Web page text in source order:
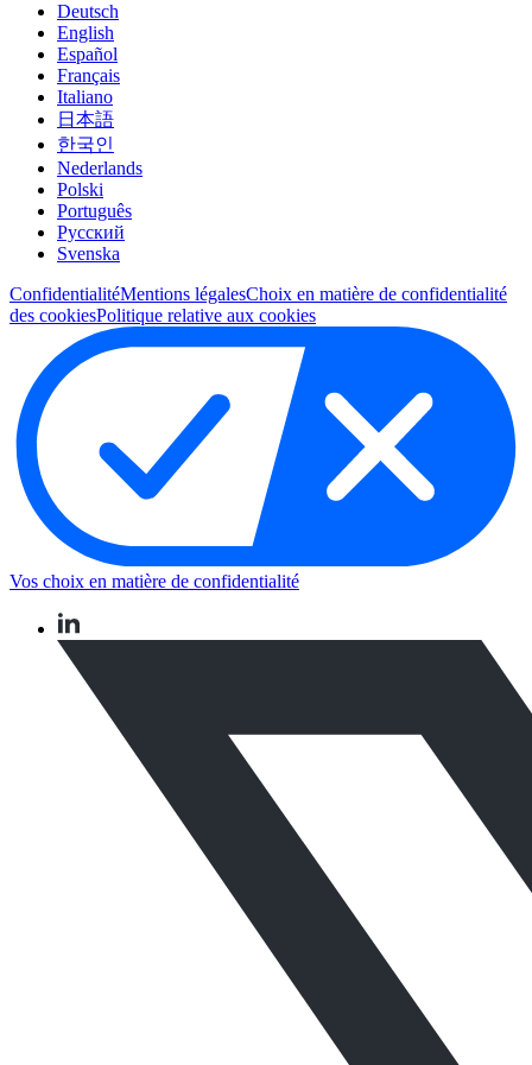
Deutsch
English
Español
Français
Italiano
日本語
한국인
Nederlands
Polski
Português
Pусский
Svenska
ConfidentialitéMentions légalesChoix en matière de confidentialité
des cookiesPolitique relative aux cookies
Vos choix en matière de confidentialité